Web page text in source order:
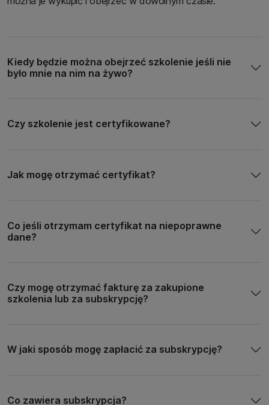
Kiedy będzie można obejrzeć szkolenie jeśli nie
było mnie na nim na żywo?
Czy szkolenie jest certyfikowane?
Jak mogę otrzymać certyfikat?
Co jeśli otrzymam certyfikat na niepoprawne
dane?
Czy mogę otrzymać fakturę za zakupione
szkolenia lub za subskrypcję?
W jaki sposób mogę zapłacić za subskrypcję?
Co zawiera subskrypcja?